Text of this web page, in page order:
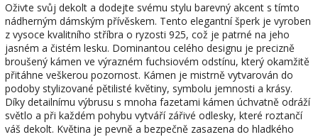
Oživte svůj dekolt a dodejte svému stylu barevný akcent s tímto
nádherným dámským přívěskem. Tento elegantní šperk je vyroben
z vysoce kvalitního stříbra o ryzosti 925, což je patrné na jeho
jasném a čistém lesku. Dominantou celého designu je precizně
broušený kámen ve výrazném fuchsiovém odstínu, který okamžitě
přitáhne veškerou pozornost. Kámen je mistrně vytvarován do
podoby stylizované pětilisté květiny, symbolu jemnosti a krásy.
Díky detailnímu výbrusu s mnoha fazetami kámen úchvatně odráží
světlo a při každém pohybu vytváří zářivé odlesky, které roztančí
váš dekolt. Květina je pevně a bezpečně zasazena do hladkého